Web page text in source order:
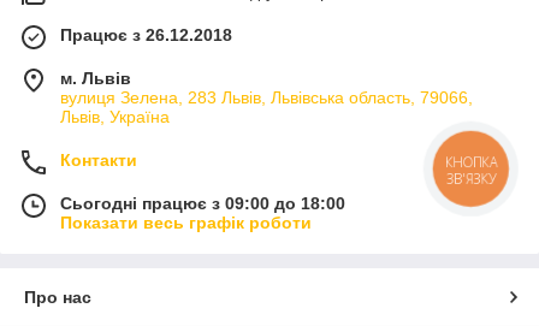
Працює з 26.12.2018
м. Львів
вулиця Зелена, 283 Львів, Львівська область, 79066,
Львів, Україна
Контакти
Сьогодні працює з 09:00 до 18:00
Показати весь графік роботи
Про нас